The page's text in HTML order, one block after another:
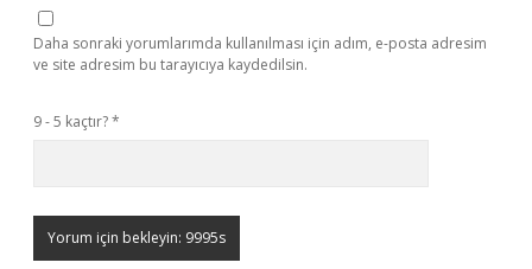
Daha sonraki yorumlarımda kullanılması için adım, e-posta adresim
ve site adresim bu tarayıcıya kaydedilsin.
9 - 5 kaçtır?*